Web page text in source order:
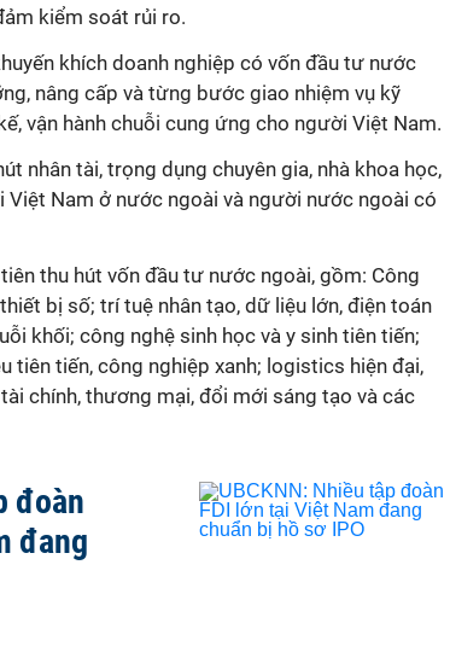
kiểm soát rủi ro.
khích doanh nghiệp có vốn đầu tư nước
nâng cấp và từng bước giao nhiệm vụ kỹ
vận hành chuỗi cung ứng cho người Việt Nam.
nhân tài, trọng dụng chuyên gia, nhà khoa học,
Việt Nam ở nước ngoài và người nước ngoài có
thu hút vốn đầu tư nước ngoài, gồm: Công
bị số; trí tuệ nhân tạo, dữ liệu lớn, điện toán
khối; công nghệ sinh học và y sinh tiên tiến;
tiên tiến, công nghiệp xanh; logistics hiện đại,
chính, thương mại, đổi mới sáng tạo và các
đoàn
đang